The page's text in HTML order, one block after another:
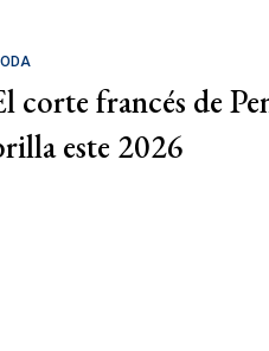
corte francés de
este 2026